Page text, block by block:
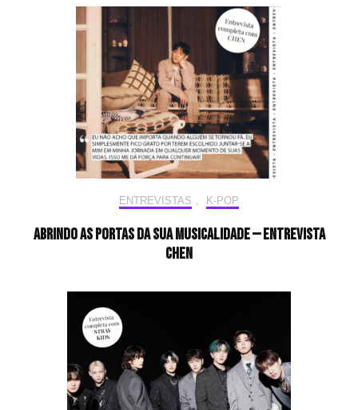
ENTREVISTAS , K-POP
Abrindo as portas da sua musicalidade — Entrevista
CHEN